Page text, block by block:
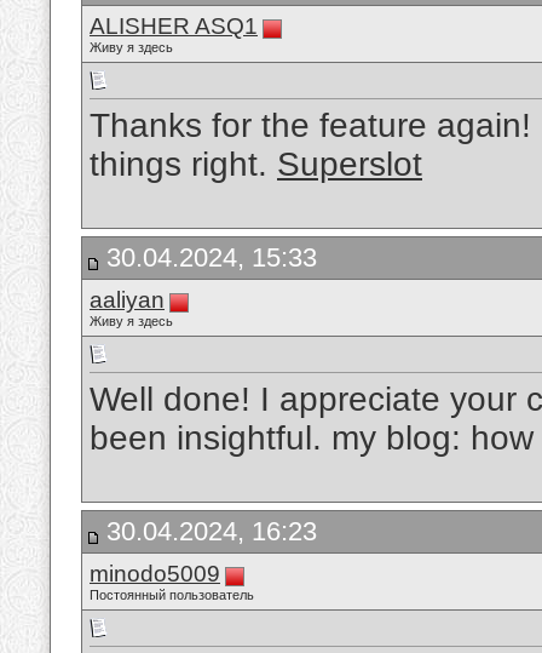
ALISHER ASQ1
Живу я здесь
Thanks for the feature
things right. Superslot
30.04.2024, 15:33
aaliyan
Живу я здесь
Well done! I appreciate your
been insightful. my blog:
30.04.2024, 16:23
minodo5009
Постоянный пользователь